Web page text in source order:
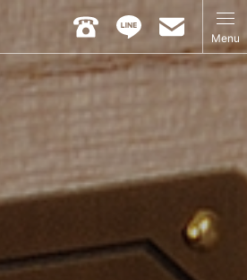
Menu